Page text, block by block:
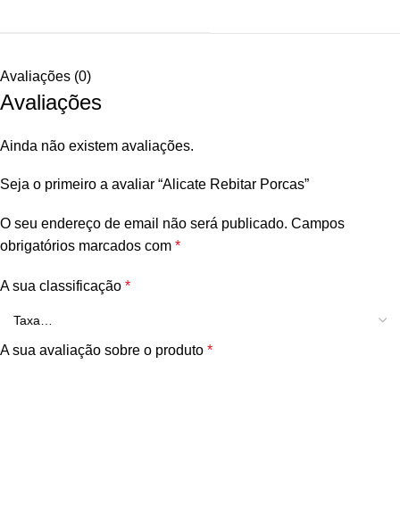
Avaliações (0)
Avaliações
Ainda não existem avaliações.
Seja o primeiro a avaliar “Alicate Rebitar Porcas”
O seu endereço de email não será publicado. Campos
obrigatórios marcados com *
A sua classificação *
A sua avaliação sobre o produto *